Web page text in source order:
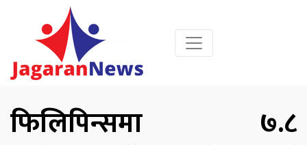
फिलिपिन्समा ७.८